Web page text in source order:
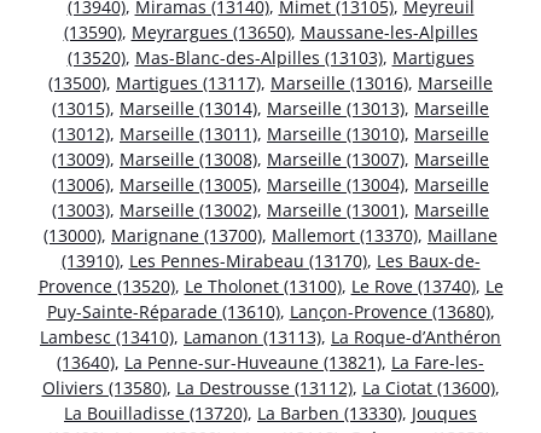
(13940), Miramas (13140), Mimet (13105), Meyreuil
(13590), Meyrargues (13650), Maussane-les-Alpilles
(13520), Mas-Blanc-des-Alpilles (13103), Martigues
(13500), Martigues (13117), Marseille (13016), Marseille
(13015), Marseille (13014), Marseille (13013), Marseille
(13012), Marseille (13011), Marseille (13010), Marseille
(13009), Marseille (13008), Marseille (13007), Marseille
(13006), Marseille (13005), Marseille (13004), Marseille
(13003), Marseille (13002), Marseille (13001), Marseille
(13000), Marignane (13700), Mallemort (13370), Maillane
(13910), Les Pennes-Mirabeau (13170), Les Baux-de-
Provence (13520), Le Tholonet (13100), Le Rove (13740), Le
Puy-Sainte-Réparade (13610), Lançon-Provence (13680),
Lambesc (13410), Lamanon (13113), La Roque-d’Anthéron
(13640), La Penne-sur-Huveaune (13821), La Fare-les-
Oliviers (13580), La Destrousse (13112), La Ciotat (13600),
La Bouilladisse (13720), La Barben (13330), Jouques